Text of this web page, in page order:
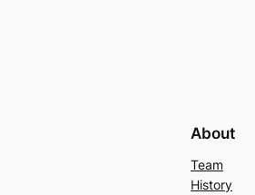
About
Team
History